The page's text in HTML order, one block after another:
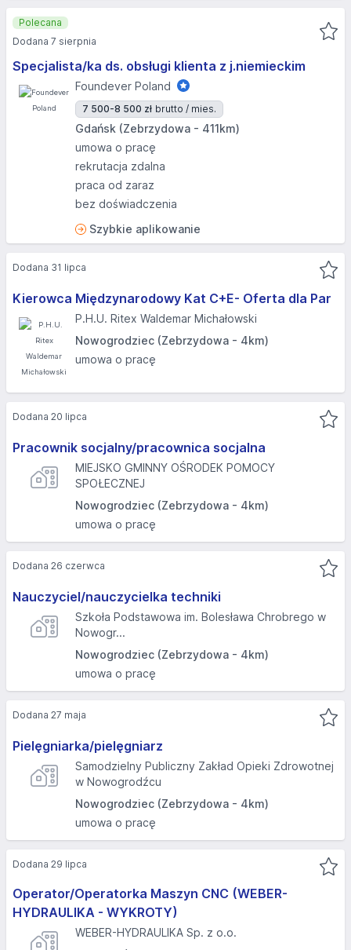
Specjalista/ka ds. obsługi klienta z j.niemieckim
Foundever Poland
7 500-8 500 zł brutto / mies.
Gdańsk (Zebrzydowa - 411km)
umowa o pracę
rekrutacja zdalna
praca od zaraz
bez doświadczenia
Szybkie aplikowanie
Polecana
Dodana 7 sierpnia
Kierowca Międzynarodowy Kat C+E- Oferta dla Par
P.H.U. Ritex Waldemar Michałowski
Nowogrodziec (Zebrzydowa - 4km)
umowa o pracę
Dodana 31 lipca
Pracownik socjalny/pracownica socjalna
MIEJSKO GMINNY OŚRODEK POMOCY
SPOŁECZNEJ
Nowogrodziec (Zebrzydowa - 4km)
umowa o pracę
Dodana 20 lipca
Nauczyciel/nauczycielka techniki
Szkoła Podstawowa im. Bolesława Chrobrego w
Nowogr...
Nowogrodziec (Zebrzydowa - 4km)
umowa o pracę
Dodana 26 czerwca
Pielęgniarka/pielęgniarz
Samodzielny Publiczny Zakład Opieki Zdrowotnej
w Nowogrodźcu
Nowogrodziec (Zebrzydowa - 4km)
umowa o pracę
Dodana 27 maja
Operator/Operatorka Maszyn CNC (WEBER-
HYDRAULIKA - WYKROTY)
WEBER-HYDRAULIKA Sp. z o.o.
Dodana 29 lipca